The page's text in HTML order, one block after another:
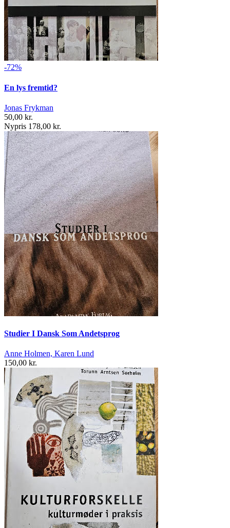
-72%
En lys fremtid?
Jonas Frykman
50,00 kr.
Nypris 178,00 kr.
Studier I Dansk Som Andetsprog
Anne Holmen, Karen Lund
150,00 kr.